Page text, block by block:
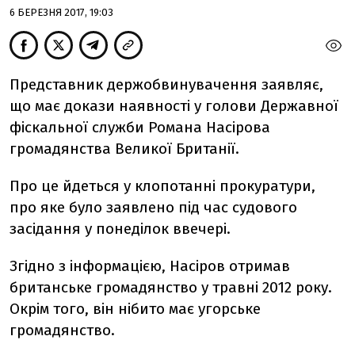
6 БЕРЕЗНЯ 2017, 19:03
Представник держобвинувачення заявляє,
що має докази наявності у голови Державної
фіскальної служби Романа Насірова
громадянства Великої Британії.
Про це йдеться у клопотанні прокуратури,
про яке було заявлено під час судового
засідання у понеділок ввечері.
Згідно з інформацією, Насіров отримав
британське громадянство у травні 2012 року.
Окрім того, він нібито має угорське
громадянство.